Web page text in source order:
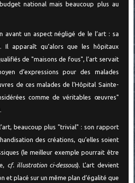
national mais beaucoup plus au
avant un aspect négligé de le l’art : sa
Il apparaît qu’alors que les hôpitaux
de "maisons de fous", l’art servait
d’expressions pour des malades
de ces malades de l’Hôpital Sainte-
comme de véritables œuvres"
beaucoup plus "trivial" : son rapport
des créations, qu’elles soient
(le meilleur exemple pourrait être
cf. illustration ci-dessous). L’art devient
et placé sur un même plan d’égalité que